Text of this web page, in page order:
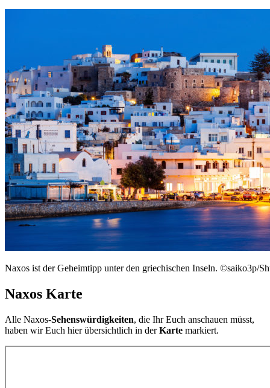
Naxos ist der Geheimtipp unter den griechischen Inseln. ©saiko3p/
Naxos Karte
Alle Naxos-Sehenswürdigkeiten, die Ihr Euch anschauen müsst,
haben wir Euch hier übersichtlich in derKarte markiert.